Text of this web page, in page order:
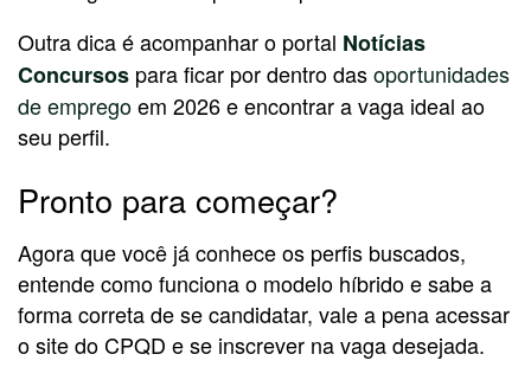
Outra dica é acompanhar o portal Notícias
Concursos para ficar por dentro dasoportunidades
de empregoem 2026 e encontrar a vaga ideal ao
seu perfil.
Pronto para começar?
Agora que você já conhece os perfis buscados,
entende como funciona o modelo híbrido e sabe a
forma correta de se candidatar, vale a pena acessar
o site do CPQD e se inscrever na vaga desejada.